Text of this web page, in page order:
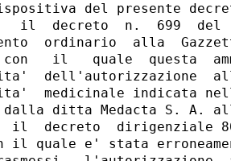
del presente
il  decreto  n.  699  del
ordinario  alla
con   il   quale  questa
dell'autorizzazione
medicinale indicata
dalla ditta Medacta S. A.
il  decreto  dirigenziale
il quale e' stata